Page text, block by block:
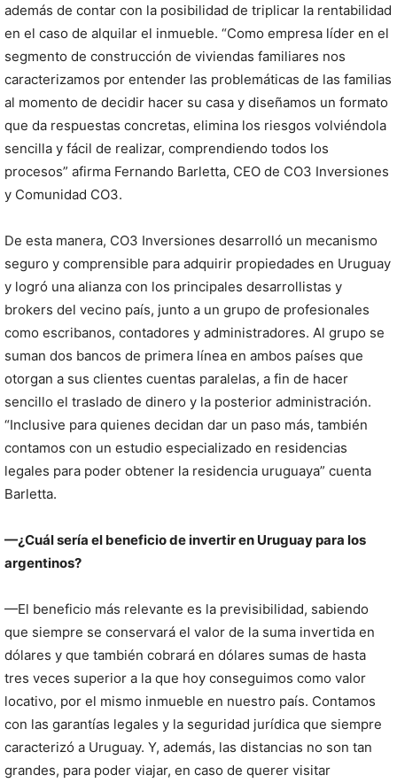
además de contar con la posibilidad de triplicar la rentabilidad
en el caso de alquilar el inmueble. “Como empresa líder en el
segmento de construcción de viviendas familiares nos
caracterizamos por entender las problemáticas de las familias
al momento de decidir hacer su casa y diseñamos un formato
que da respuestas concretas, elimina los riesgos volviéndola
sencilla y fácil de realizar, comprendiendo todos los
procesos” afirma Fernando Barletta, CEO de CO3 Inversiones
y Comunidad CO3.
De esta manera, CO3 Inversiones desarrolló un mecanismo
seguro y comprensible para adquirir propiedades en Uruguay
y logró una alianza con los principales desarrollistas y
brokers del vecino país, junto a un grupo de profesionales
como escribanos, contadores y administradores. Al grupo se
suman dos bancos de primera línea en ambos países que
otorgan a sus clientes cuentas paralelas, a fin de hacer
sencillo el traslado de dinero y la posterior administración.
“Inclusive para quienes decidan dar un paso más, también
contamos con un estudio especializado en residencias
legales para poder obtener la residencia uruguaya” cuenta
Barletta.
—¿Cuál sería el beneficio de invertir en Uruguay para los
argentinos?
—El beneficio más relevante es la previsibilidad, sabiendo
que siempre se conservará el valor de la suma invertida en
dólares y que también cobrará en dólares sumas de hasta
tres veces superior a la que hoy conseguimos como valor
locativo, por el mismo inmueble en nuestro país. Contamos
con las garantías legales y la seguridad jurídica que siempre
caracterizó a Uruguay. Y, además, las distancias no son tan
grandes, para poder viajar, en caso de querer visitar